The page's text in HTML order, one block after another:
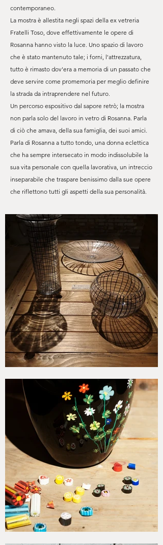
contemporaneo.
La mostra è allestita negli spazi della ex vetreria
Fratelli Toso, dove effettivamente le opere di
Rosanna hanno visto la luce. Uno spazio di lavoro
che è stato mantenuto tale; i forni, l'attrezzatura,
tutto è rimasto dov'era a memoria di un passato che
deve servire come promemoria per meglio definire
la strada da intraprendere nel futuro.
Un percorso espositivo dal sapore retrò; la mostra
non parla solo del lavoro in vetro di Rosanna. Parla
di ciò che amava, della sua famiglia, dei suoi amici.
Parla di Rosanna a tutto tondo, una donna eclettica
che ha sempre intersecato in modo indissolubile la
sua vita personale con quella lavorativa, un intreccio
inseparabile che traspare benissimo dalla sue opere
che riflettono tutti gli aspetti della sua personalità.